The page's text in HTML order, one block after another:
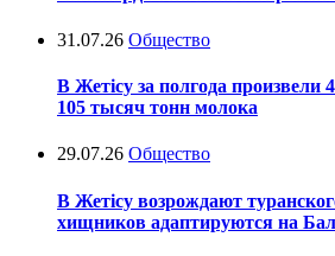
31.07.26 Общество
В Жетісу за полгода произвели
105 тысяч тонн молока
29.07.26 Общество
В Жетісу возрождают
хищников адаптируются на